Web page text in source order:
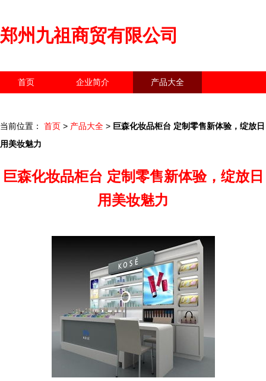
郑州九祖商贸有限公司
首页 企业简介 产品大全
当前位置： 首页 > 产品大全 > 巨森化妆品柜台 定制零售新体验，绽放日
用美妆魅力
巨森化妆品柜台 定制零售新体验，绽放日
用美妆魅力